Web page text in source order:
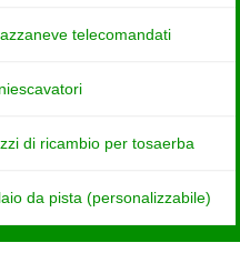
telecomandati
di ricambio per tosaerba
da pista (personalizzabile)